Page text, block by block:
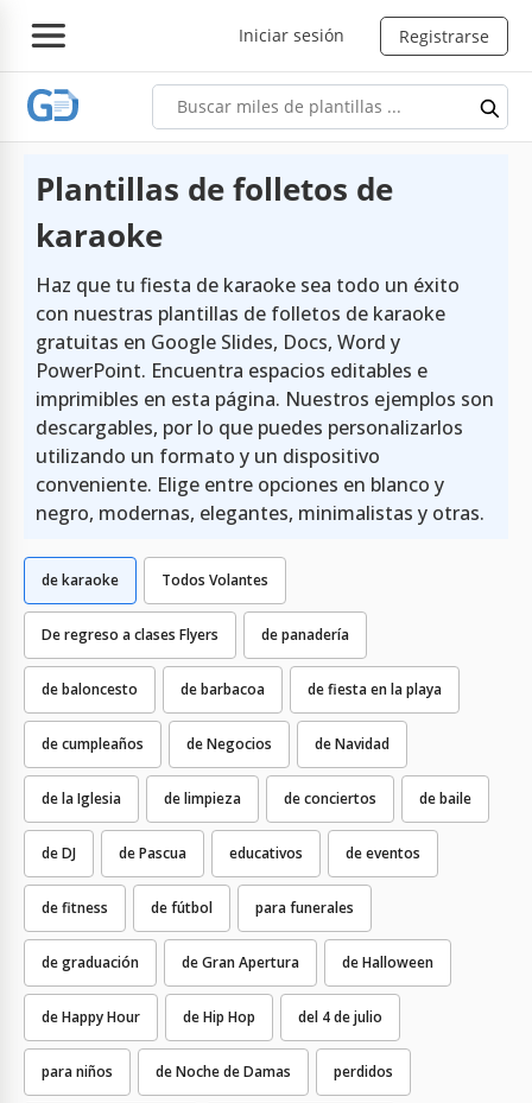
Iniciar sesión Registrarse
Plantillas de folletos de
karaoke
Haz que tu fiesta de karaoke sea todo un éxito
con nuestras plantillas de folletos de karaoke
gratuitas en Google Slides, Docs, Word y
PowerPoint. Encuentra espacios editables e
imprimibles en esta página. Nuestros ejemplos son
descargables, por lo que puedes personalizarlos
utilizando un formato y un dispositivo
conveniente. Elige entre opciones en blanco y
negro, modernas, elegantes, minimalistas y otras.
Todos Volantes
De regreso a clases Flyers de panadería
de baloncesto de barbacoa de fiesta en la playa
de cumpleaños de Negocios de Navidad
de la Iglesia de limpieza de conciertos de baile
de DJ de Pascua educativos de eventos
de fitness de fútbol para funerales
de graduación de Gran Apertura de Halloween
de Happy Hour de Hip Hop del 4 de julio
de karaoke
para niños de Noche de Damas perdidos